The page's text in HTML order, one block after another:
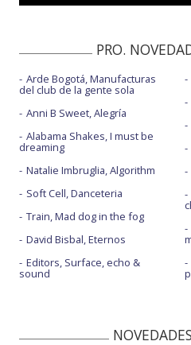
PRO.
Arde Bogotá, Manufacturas
del club de la gente sola
Anni B Sweet, Alegría
Alabama Shakes, I must be
dreaming
Natalie Imbruglia, Algorithm
Soft Cell, Danceteria
Train, Mad dog in the fog
David Bisbal, Eternos
Editors, Surface, echo &
sound